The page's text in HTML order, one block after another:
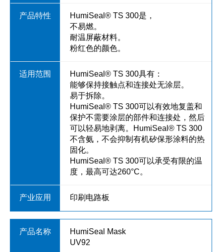
HumiSeal® TS 300是，
不易燃。
耐温屏蔽材料。
粉红色的颜色。
HumiSeal® TS 300具有：
能够保持接触点和连接处无涂层。
易于拆除。
HumiSeal® TS 300可以有效地复盖和
保护不需要涂层的部件和连接处，然后
可以轻易地剥离。HumiSeal® TS 300
不含氨，不会抑制有机矽保形涂料的热
固化。
HumiSeal® TS 300可以承受有限的温
度，最高可达260°C。
印刷电路板
HumiSeal Mask
UV92